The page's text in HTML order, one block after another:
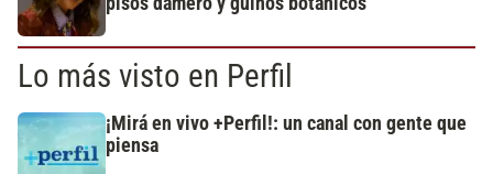
Lo más visto en Perfil
¡Mirá en vivo +Perfil!: un canal con gente que
piensa